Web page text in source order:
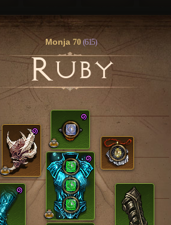
Monja70 (615)
RUBY